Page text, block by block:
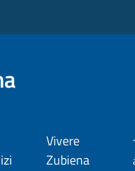
Vivere
Zubiena